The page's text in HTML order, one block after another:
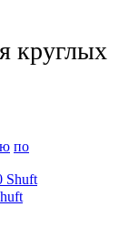
круглых
по